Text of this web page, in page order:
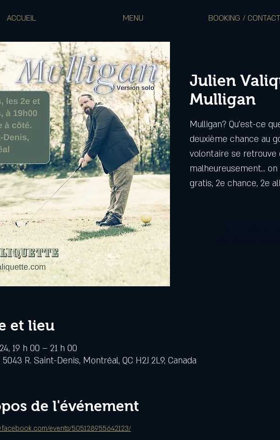
ACCUEIL MENU BOOKING / CONTACT
Julien
Mulligan
Mulligan? Qu’est-ce
deuxième chance au
volontaire se retrouve
malheureusement…
gratis, 2e chance, 2e
et lieu
19 h 00 – 21 h 00
R. Saint-Denis, Montréal, QC H2J 2L9, Canada
de l'événement
events/505128955642123/